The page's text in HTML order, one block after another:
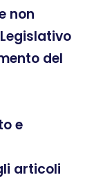
non
del
e
articoli